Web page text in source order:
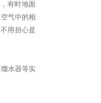
有时地面
气中的相
用担心是
水器等实